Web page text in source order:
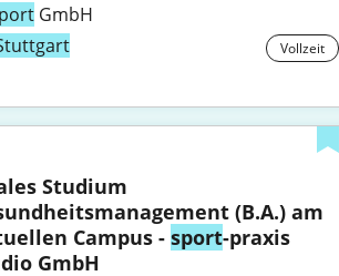
GmbH
Vollzeit
Studium
(B.A.) am
Campus - sport-praxis
GmbH